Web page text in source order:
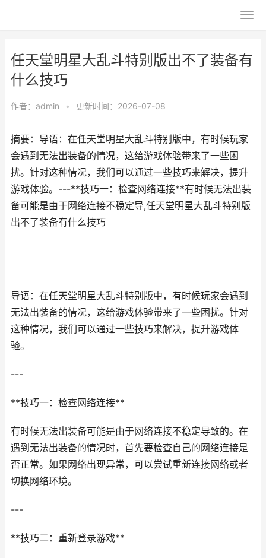
任天堂明星大乱斗特别版出不了装备有
什么技巧
作者： admin • 更新时间：2026-07-08
摘要：导语：在任天堂明星大乱斗特别版中，有时候玩家
会遇到无法出装备的情况，这给游戏体验带来了一些困
扰。针对这种情况，我们可以通过一些技巧来解决，提升
游戏体验。---**技巧一：检查网络连接**有时候无法出装
备可能是由于网络连接不稳定导,任天堂明星大乱斗特别版
出不了装备有什么技巧
导语：在任天堂明星大乱斗特别版中，有时候玩家会遇到
无法出装备的情况，这给游戏体验带来了一些困扰。针对
这种情况，我们可以通过一些技巧来解决，提升游戏体
验。
---
**技巧一：检查网络连接**
有时候无法出装备可能是由于网络连接不稳定导致的。在
遇到无法出装备的情况时，首先要检查自己的网络连接是
否正常。如果网络出现异常，可以尝试重新连接网络或者
切换网络环境。
---
**技巧二：重新登录游戏**